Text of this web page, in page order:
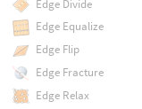
Edge Divide
Edge Equalize
Edge Flip
Edge Fracture
Edge Relax